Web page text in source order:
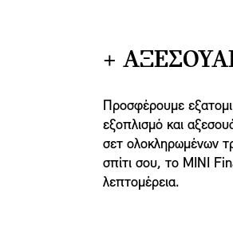
+
Προσφέρουμε
εξοπλισμό και
σετ ολοκληρωμένων
σπίτι σου, το MINI
λεπτομέρεια.